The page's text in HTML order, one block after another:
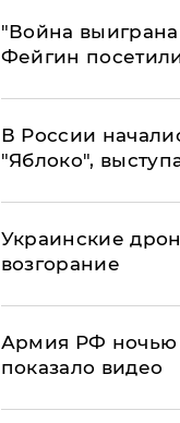
"Война
Фейгин
В России
"Яблоко",
Украинские
возгорание
Армия РФ ночью
показало видео